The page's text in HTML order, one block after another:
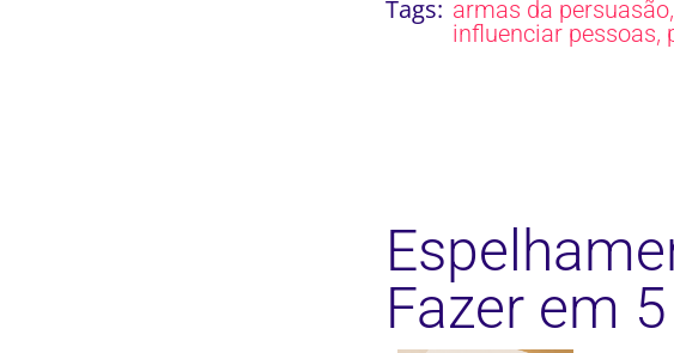
Tags: armas da persuasão,
influenciar pessoas,
Fazer em